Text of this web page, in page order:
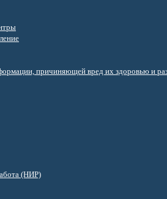
причиняющей вред их здоровью и
(НИР)